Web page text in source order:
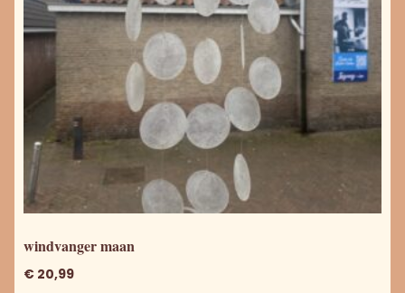
windvanger maan
€ 20,99